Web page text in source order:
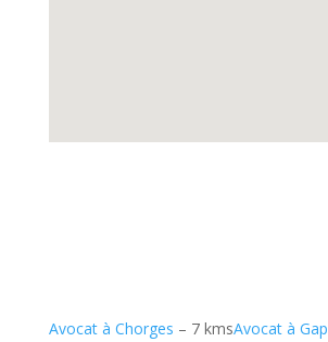
Avocat à Chorges – 7 kmsAvocat à Gap